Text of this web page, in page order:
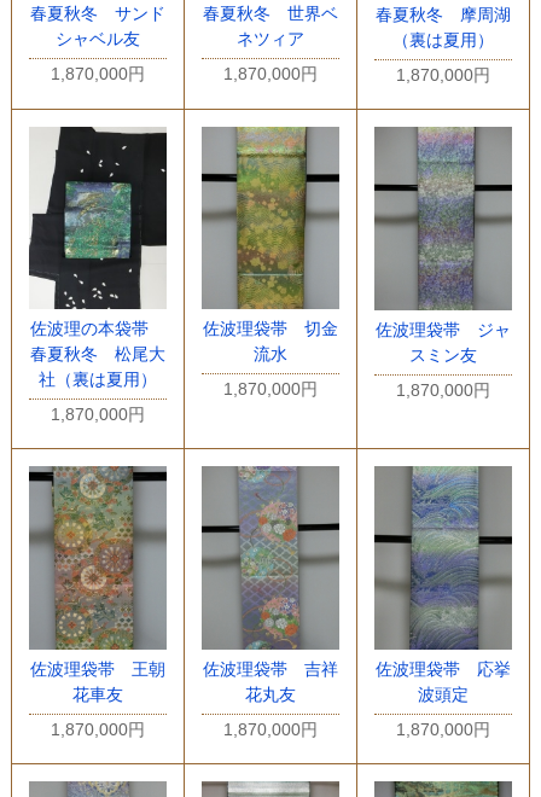
春夏秋冬 サンド
シャベル友
1,870,000円
春夏秋冬 世界ベ
ネツィア
1,870,000円
春夏秋冬 摩周湖
（裏は夏用）
1,870,000円
佐波理の本袋帯
春夏秋冬 松尾大
社（裏は夏用）
1,870,000円
佐波理袋帯 切金
流水
1,870,000円
佐波理袋帯 ジャ
スミン友
1,870,000円
佐波理袋帯 王朝
花車友
1,870,000円
佐波理袋帯 吉祥
花丸友
1,870,000円
佐波理袋帯 応挙
波頭定
1,870,000円